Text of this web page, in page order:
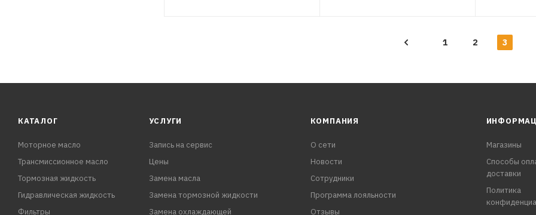
1 2 3
КАТАЛОГ
Моторное масло
Трансмиссионное масло
Тормозная жидкость
Гидравлическая жидкость
Фильтры
УСЛУГИ
Запись на сервис
Цены
Замена масла
Замена тормозной жидкости
Замена охлаждающей
КОМПАНИЯ
О сети
Новости
Сотрудники
Программа лояльности
Отзывы
Магазины
Способы
доставки
Политика